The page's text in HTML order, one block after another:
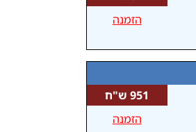
הזמנה
951 ש"ח
הזמנה